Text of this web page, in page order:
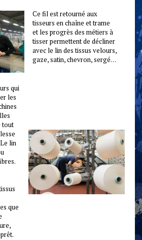
Ce fil est retourné aux
tisseurs en chaîne et trame
et les progrès des métiers à
tisser permettent de décliner
avec le lin des tissus velours,
gaze, satin, chevron, sergé…
qui
les
tout
lin
que